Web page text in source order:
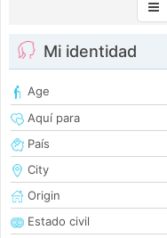
Mi identidad
Age
Aquí para
País
City
Origin
Estado civil